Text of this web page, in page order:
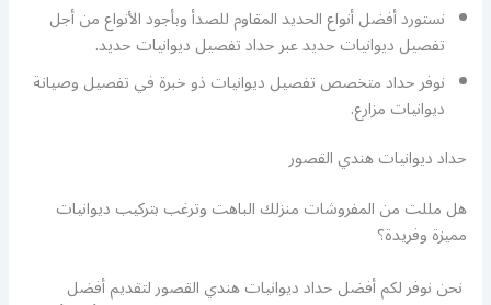
نستورد أفضل أنواع الحديد المقاوم للصدأ وبأجود الأنواع من أجل
تفصيل ديوانيات حديد عبر حداد تفصيل ديوانيات حديد.
نوفر حداد متخصص تفصيل ديوانيات ذو خبرة في تفصيل وصيانة
ديوانيات مزارع.
حداد ديوانيات هندي القصور
هل مللت من المفروشات منزلك الباهت وترغب بتركيب ديوانيات
مميزة وفريدة؟
نحن نوفر لكم أفضل حداد ديوانيات هندي القصور لتقديم أفضل